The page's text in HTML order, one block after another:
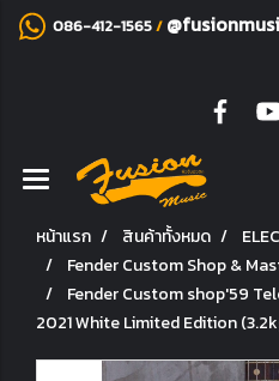
086-412-1565/
หน้าแรก สินค้าทั้งหมด
Fender Custom Shop &
Fender Custom shop'59
2021 White Limited Edition